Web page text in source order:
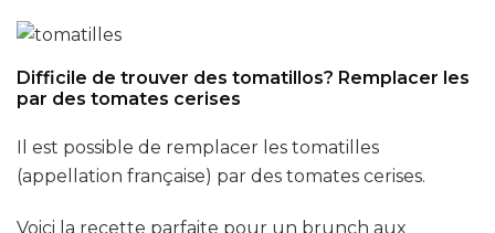
Difficile de trouver des tomatillos? Remplacer les
par des tomates cerises
Il est possible de remplacer les tomatilles
(appellation française) par des tomates cerises.
Voici la recette parfaite pour un brunch aux